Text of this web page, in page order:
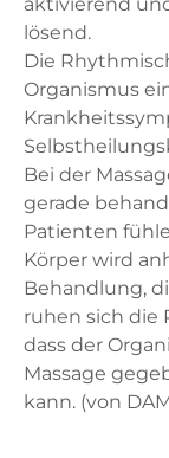
lösend.
Die
Organismus
Bei der
gerade
Patienten
Körper wird
Behandlung,
ruhen sich die
dass der
Massage
kann. (von